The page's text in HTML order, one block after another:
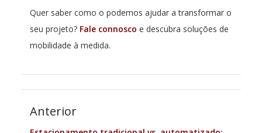
Quer saber como o podemos ajudar a transformar o
seu projeto? Fale connosco e descubra soluções de
mobilidade à medida.
Anterior